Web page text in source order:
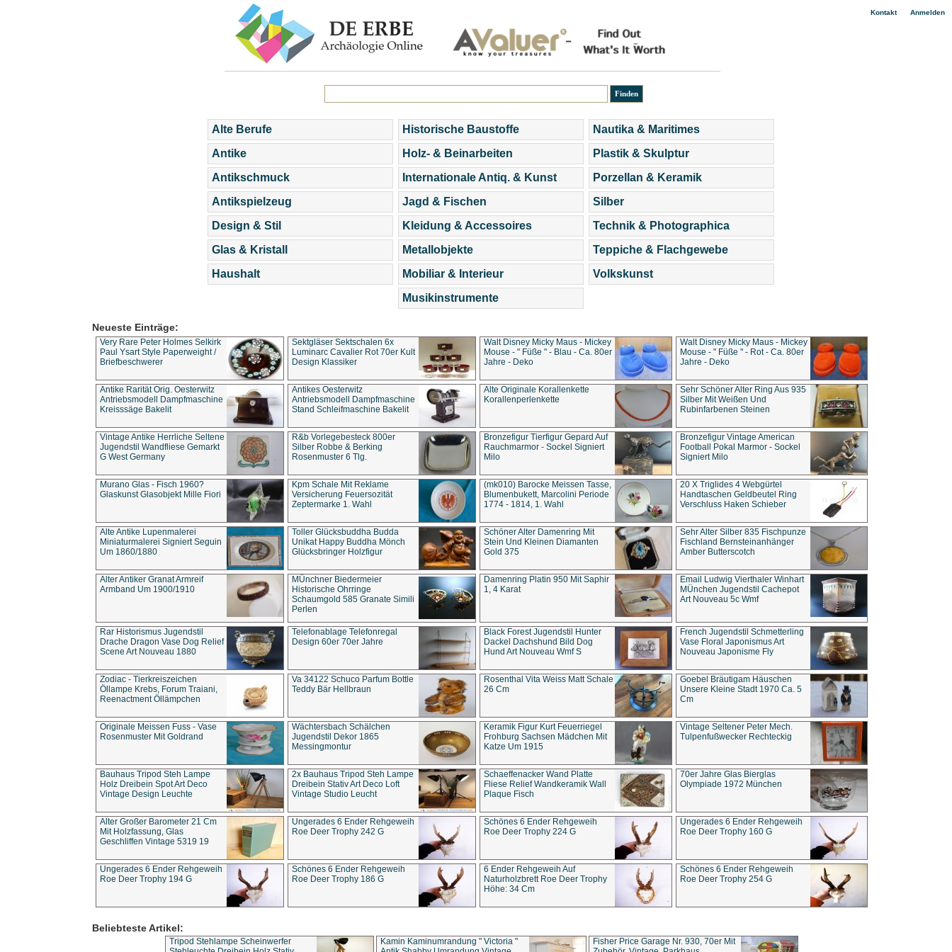
Kontakt| Anmelden
Alte Berufe
Antike
Antikschmuck
Antikspielzeug
Design & Stil
Glas & Kristall
Haushalt
Historische Baustoffe
Holz- & Beinarbeiten
Internationale Antiq. & Kunst
Jagd & Fischen
Kleidung & Accessoires
Metallobjekte
Mobiliar & Interieur
Musikinstrumente
Nautika & Maritimes
Plastik & Skulptur
Porzellan & Keramik
Silber
Technik & Photographica
Teppiche & Flachgewebe
Volkskunst
Neueste Einträge:
Very Rare Peter Holmes Selkirk
Paul Ysart Style Paperweight /
Briefbeschwerer
Sektgläser Sektschalen 6x
Luminarc Cavalier Rot 70er Kult
Design Klassiker
Walt Disney Micky Maus - Mickey
Mouse - " Füße " - Blau - Ca. 80er
Jahre - Deko
Walt Disney Micky Maus - Mickey
Mouse - " Füße " - Rot - Ca. 80er
Jahre - Deko
Antike Rarität Orig. Oesterwitz
Antriebsmodell Dampfmaschine
Kreisssäge Bakelit
Antikes Oesterwitz
Antriebsmodell Dampfmaschine
Stand Schleifmaschine Bakelit
Alte Originale Korallenkette
Korallenperlenkette
Sehr Schöner Alter Ring Aus 935
Silber Mit Weißen Und
Rubinfarbenen Steinen
Vintage Antike Herrliche Seltene
Jugendstil Wandfliese Gemarkt
G West Germany
R&b Vorlegebesteck 800er
Silber Robbe & Berking
Rosenmuster 6 Tlg.
Bronzefigur Tierfigur Gepard Auf
Rauchmarmor - Sockel Signiert
Milo
Bronzefigur Vintage American
Football Pokal Marmor - Sockel
Signiert Milo
Murano Glas - Fisch 1960?
Glaskunst Glasobjekt Mille Fiori
Kpm Schale Mit Reklame
Versicherung Feuersozität
Zeptermarke 1. Wahl
(mk010) Barocke Meissen Tasse,
Blumenbukett, Marcolini Periode
1774 - 1814, 1. Wahl
20 X Triglides 4 Webgürtel
Handtaschen Geldbeutel Ring
Verschluss Haken Schieber
Alte Antike Lupenmalerei
Miniaturmalerei Signiert Seguin
Um 1860/1880
Toller Glücksbuddha Budda
Unikat Happy Buddha Mönch
Glücksbringer Holzfigur
Schöner Alter Damenring Mit
Stein Und Kleinen Diamanten
Gold 375
Sehr Alter Silber 835 Fischpunze
Fischland Bernsteinanhänger
Amber Butterscotch
Alter Antiker Granat Armreif
Armband Um 1900/1910
MÜnchner Biedermeier
Historische Ohrringe
Schaumgold 585 Granate Simili
Perlen
Damenring Platin 950 Mit Saphir
1, 4 Karat
Email Ludwig Vierthaler Winhart
MÜnchen Jugendstil Cachepot
Art Nouveau 5c Wmf
Rar Historismus Jugendstil
Drache Dragon Vase Dog Relief
Scene Art Nouveau 1880
Telefonablage Telefonregal
Design 60er 70er Jahre
Black Forest Jugendstil Hunter
Dackel Dachshund Bild Dog
Hund Art Nouveau Wmf S
French Jugendstil Schmetterling
Vase Floral Japonismus Art
Nouveau Japonisme Fly
Zodiac - Tierkreiszeichen
Öllampe Krebs, Forum Traiani,
Reenactment Öllämpchen
Va 34122 Schuco Parfum Bottle
Teddy Bär Hellbraun
Rosenthal Vita Weiss Matt Schale
26 Cm
Goebel Bräutigam Häuschen
Unsere Kleine Stadt 1970 Ca. 5
Cm
Originale Meissen Fuss - Vase
Rosenmuster Mit Goldrand
Wächtersbach Schälchen
Jugendstil Dekor 1865
Messingmontur
Keramik Figur Kurt Feuerriegel
Frohburg Sachsen Mädchen Mit
Katze Um 1915
Vintage Seltener Peter Mech.
Tulpenfußwecker Rechteckig
Bauhaus Tripod Steh Lampe
Holz Dreibein Spot Art Deco
Vintage Design Leuchte
2x Bauhaus Tripod Steh Lampe
Dreibein Stativ Art Deco Loft
Vintage Studio Leucht
Schaeffenacker Wand Platte
Fliese Relief Wandkeramik Wall
Plaque Fisch
70er Jahre Glas Bierglas
Olympiade 1972 München
Alter Großer Barometer 21 Cm
Mit Holzfassung, Glas
Geschliffen Vintage 5319 19
Ungerades 6 Ender Rehgeweih
Roe Deer Trophy 242 G
Schönes 6 Ender Rehgeweih
Roe Deer Trophy 224 G
Ungerades 6 Ender Rehgeweih
Roe Deer Trophy 160 G
Ungerades 6 Ender Rehgeweih
Roe Deer Trophy 194 G
Schönes 6 Ender Rehgeweih
Roe Deer Trophy 186 G
6 Ender Rehgeweih Auf
Naturholzbrett Roe Deer Trophy
Höhe: 34 Cm
Schönes 6 Ender Rehgeweih
Roe Deer Trophy 254 G
Beliebteste Artikel:
Tripod Stehlampe Scheinwerfer
Kamin Kaminumrandung " Victoria "
Fisher Price Garage Nr. 930, 70er Mit